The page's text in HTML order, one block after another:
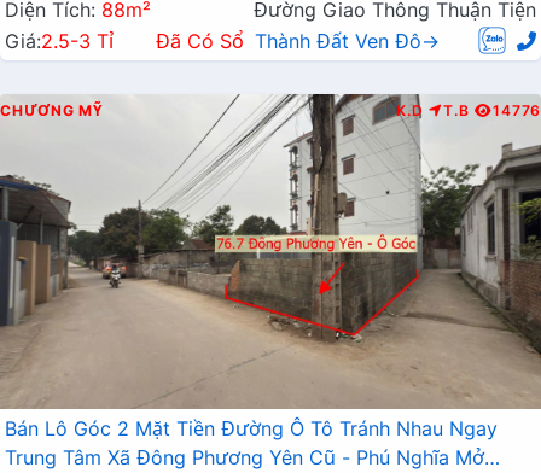
Diện Tích: 88m²
Đường Giao Thông Thuận Tiện
Giá:2.5-3 Tỉ Đã Có Sổ Thành Đất Ven Đô→
CHƯƠNG MỸ K.D T.B 14776
Bán Lô Góc 2 Mặt Tiền Đường Ô Tô Tránh Nhau Ngay
Trung Tâm Xã Đông Phương Yên Cũ - Phú Nghĩa Mở